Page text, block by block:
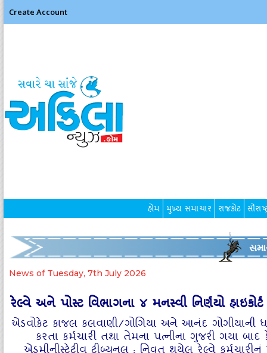
Create Account
હોમ મુખ્ય સમાચાર રાજકોટ
News of Tuesday, 7th July 2026
રેલ્‍વે અને પોસ્‍ટ વિભાગના ૪ મનસ્‍વી નિર્ણયો
એડવોકેટ કાજલ કલવાણી/ગોગિયા અને આનંદ ગોગીયાની
કરતા કર્મચારી તથા તેમના પત્‍નીના ગુજરી ગયા